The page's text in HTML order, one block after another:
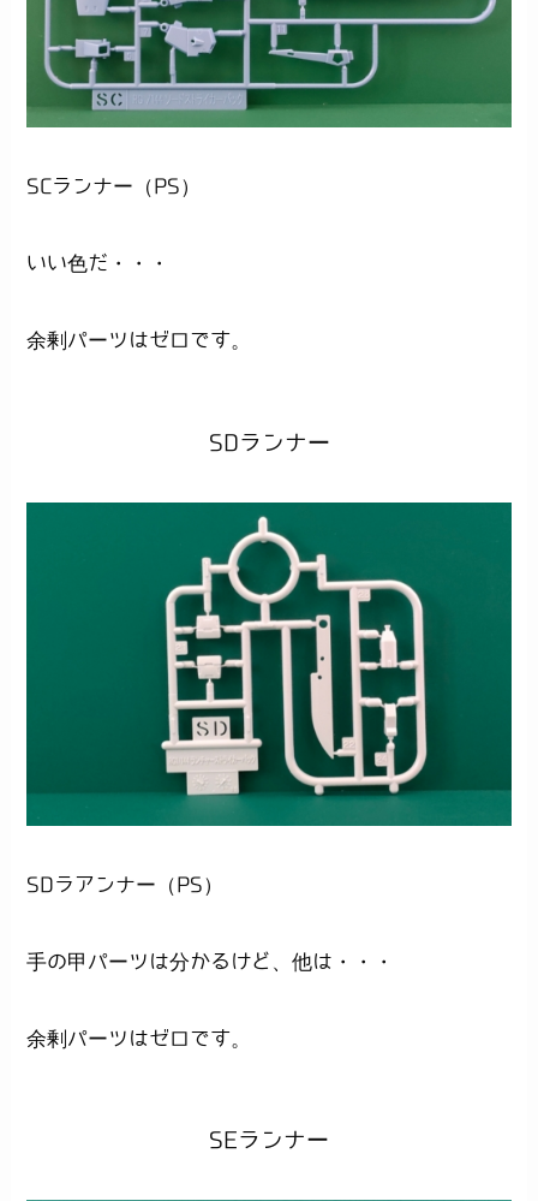
SCランナー（PS）
いい色だ・・・
余剰パーツはゼロです。
SDランナー
SDラアンナー（PS）
手の甲パーツは分かるけど、他は・・・
余剰パーツはゼロです。
SEランナー